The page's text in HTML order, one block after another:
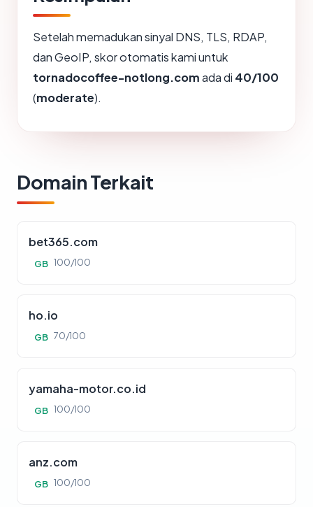
Setelah memadukan sinyal DNS, TLS, RDAP,
dan GeoIP, skor otomatis kami untuk
tornadocoffee-notlong.comada di 40/100
(moderate).
Domain Terkait
bet365.com
GB 100/100
ho.io
GB 70/100
yamaha-motor.co.id
GB 100/100
anz.com
GB 100/100